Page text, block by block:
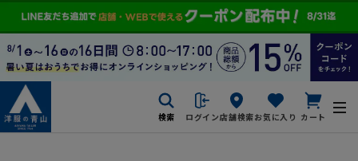
検索 ログイン店舗検索お気に入り カート